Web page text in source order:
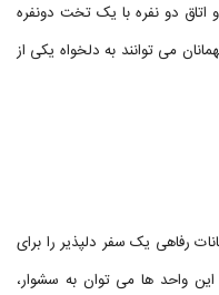
اتاق دو نفره با یک تخت دونفره
می توانند به دلخواه یکی از
رفاهی یک سفر دلپذیر را برای
این واحد ها می توان به سشوار،